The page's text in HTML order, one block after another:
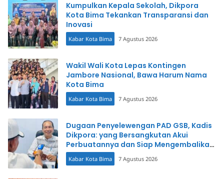
Kumpulkan Kepala Sekolah, Dikpora
Kota Bima Tekankan Transparansi dan
Inovasi
Kabar Kota Bima 7 Agustus 2026
Wakil Wali Kota Lepas Kontingen
Jambore Nasional, Bawa Harum Nama
Kota Bima
Kabar Kota Bima 7 Agustus 2026
Dugaan Penyelewengan PAD GSB, Kadis
Dikpora: yang Bersangkutan Akui
Perbuatannya dan Siap Mengembalikan
Uang
Kabar Kota Bima 7 Agustus 2026